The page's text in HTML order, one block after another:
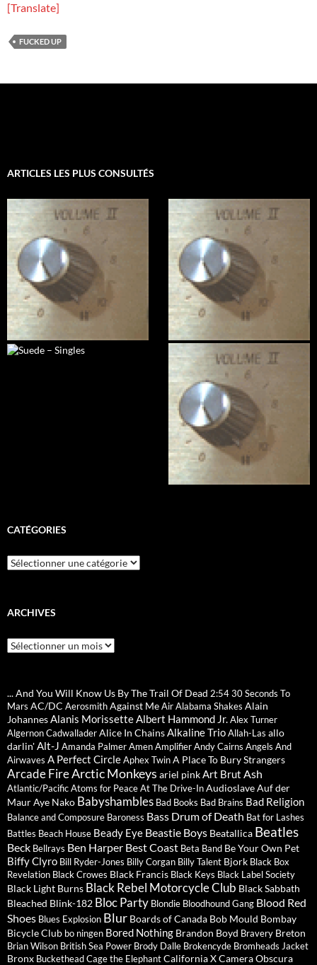
[Translate]
FUCKED UP
ARTICLES LES PLUS CONSULTÉS
CATÉGORIES
Catégories
ARCHIVES
Archives
... And You Will Know Us By The Trail Of Dead 2:5430 Seconds To
Mars AC/DC AerosmithAgainst MeAirAlabama Shakes Alain
JohannesAlanis MorissetteAlbert Hammond Jr.Alex Turner
Algernon CadwalladerAlice In ChainsAlkaline TrioAllah-Las allo
darlin'Alt-J Amanda PalmerAmenAmplifierAndy Cairns Angels And
Airwaves A Perfect CircleAphex TwinA Place To Bury Strangers
Arcade FireArctic Monkeys ariel pinkArt Brut Ash
Atlantic/PacificAtoms for PeaceAt The Drive-InAudioslaveAuf der
MaurAye Nako Babyshambles Bad Books Bad Brains Bad Religion
Balance and Composure Baroness Bass Drum of Death Bat for Lashes
Battles Beach House Beady Eye Beastie Boys Beatallica Beatles
Beck Bellrays Ben Harper Best Coast Beta Band Be Your Own Pet
Biffy Clyro Bill Ryder-Jones Billy Corgan Billy Talent Bjork Black Box
Revelation Black Crowes Black Francis Black Keys Black Label Society
Black Light Burns Black Rebel Motorcycle Club Black Sabbath
Bleached Blink-182 Bloc Party Blondie Bloodhound Gang Blood Red
Shoes Blues Explosion Blur Boards of Canada Bob Mould Bombay
Bicycle Club bo ningen Bored Nothing Brandon Boyd Bravery Breton
Brian Wilson British Sea Power Brody Dalle Brokencyde Bromheads Jacket
Bronx BucketheadCage the ElephantCalifornia XCamera Obscura